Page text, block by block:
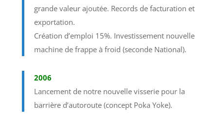
grande valeur ajoutée. Records de facturation et
exportation.
Création d’emploi 15%. Investissement nouvelle
machine de frappe à froid (seconde National).
2006
Lancement de notre nouvelle visserie pour la
barrière d’autoroute (concept Poka Yoke).